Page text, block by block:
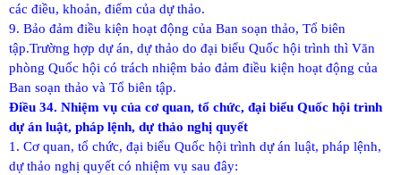
các điều, khoản, điểm của dự thảo.
9. Bảo đảm điều kiện hoạt động của Ban soạn thảo, Tổ biên
tập.Trường hợp dự án, dự thảo do đại biểu Quốc hội trình thì Văn
phòng Quốc hội có trách nhiệm bảo đảm điều kiện hoạt động của
Ban soạn thảo và Tổ biên tập.
Điều 34. Nhiệm vụ của cơ quan, tổ chức, đại biểu Quốc hội trình
dự án luật, pháp lệnh, dự thảo nghị quyết
1. Cơ quan, tổ chức, đại biểu Quốc hội trình dự án luật, pháp lệnh,
dự thảo nghị quyết có nhiệm vụ sau đây: